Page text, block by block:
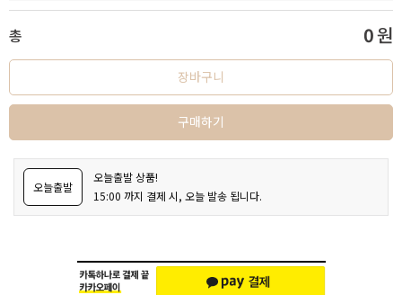
총 0원
장바구니
구매하기
오늘출발
오늘출발 상품!
15:00 까지 결제 시, 오늘 발송 됩니다.